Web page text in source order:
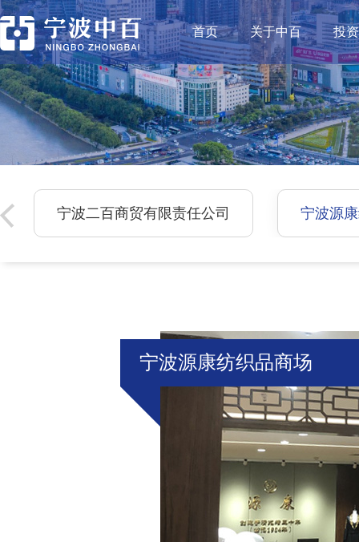
首页 关于中百 投
宁波二百商贸有限责任公司 宁波源
宁波源康纺织品商场